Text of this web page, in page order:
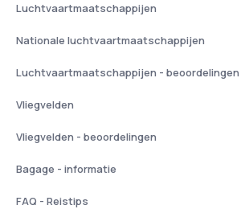
Luchtvaartmaatschappijen
Nationale luchtvaartmaatschappijen
Luchtvaartmaatschappijen - beoordelingen
Vliegvelden
Vliegvelden - beoordelingen
Bagage - informatie
FAQ - Reistips